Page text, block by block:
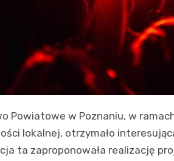
Powiatowe w Poznaniu, w
lokalnej, otrzymało
ta zaproponowała realizację